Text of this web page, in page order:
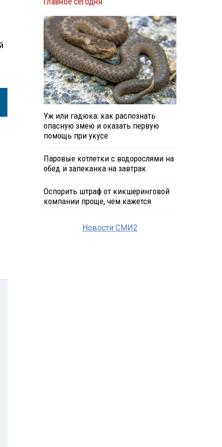
Уж или гадюка: как распознать
опасную змею и оказать первую
помощь при укусе
Паровые котлетки с водорослями на
обед и запеканка на завтрак
Оспорить штраф от кикшеринговой
компании проще, чем кажется
Новости СМИ2